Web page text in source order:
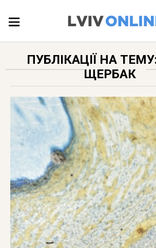
ПУБЛІКАЦІЇ
ДОВІДКА
ПУБЛІКАЦІЇ НА
ЩЕРБАК